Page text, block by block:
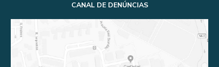
CANAL DE DENÚNCIAS